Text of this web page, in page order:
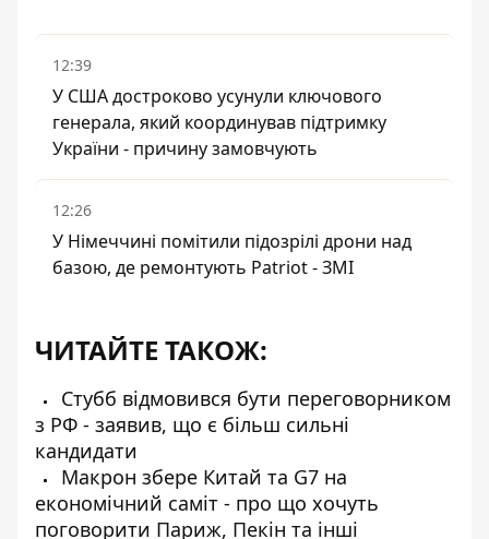
12:39
У США достроково усунули ключового
генерала, який координував підтримку
України - причину замовчують
12:26
У Німеччині помітили підозрілі дрони над
базою, де ремонтують Patriot - ЗМІ
ЧИТАЙТЕ ТАКОЖ:
Стубб відмовився бути переговорником
з РФ - заявив, що є більш сильні
кандидати
Макрон збере Китай та G7 на
економічний саміт - про що хочуть
поговорити Париж, Пекін та інші